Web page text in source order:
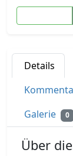
Details
Galerie 0
Über